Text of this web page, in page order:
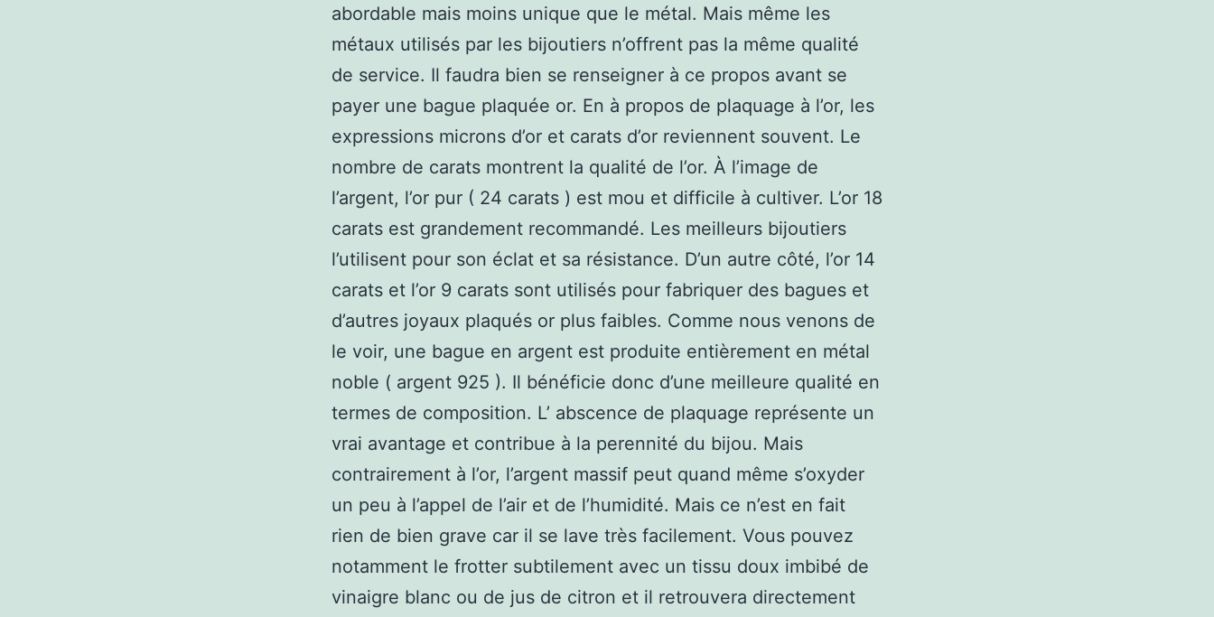
abordable mais moins unique que le métal. Mais même les
métaux utilisés par les bijoutiers n’offrent pas la même qualité
de service. Il faudra bien se renseigner à ce propos avant se
payer une bague plaquée or. En à propos de plaquage à l’or, les
expressions microns d’or et carats d’or reviennent souvent. Le
nombre de carats montrent la qualité de l’or. À l’image de
l’argent, l’or pur ( 24 carats ) est mou et difficile à cultiver. L’or 18
carats est grandement recommandé. Les meilleurs bijoutiers
l’utilisent pour son éclat et sa résistance. D’un autre côté, l’or 14
carats et l’or 9 carats sont utilisés pour fabriquer des bagues et
d’autres joyaux plaqués or plus faibles. Comme nous venons de
le voir, une bague en argent est produite entièrement en métal
noble ( argent 925 ). Il bénéficie donc d’une meilleure qualité en
termes de composition. L’ abscence de plaquage représente un
vrai avantage et contribue à la perennité du bijou. Mais
contrairement à l’or, l’argent massif peut quand même s’oxyder
un peu à l’appel de l’air et de l’humidité. Mais ce n’est en fait
rien de bien grave car il se lave très facilement. Vous pouvez
notamment le frotter subtilement avec un tissu doux imbibé de
vinaigre blanc ou de jus de citron et il retrouvera directement